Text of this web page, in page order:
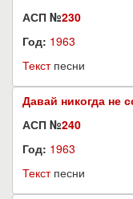
АСП №230
Год: 1963
Текстпесни
Давай никогда не
АСП №240
Год: 1963
Текстпесни